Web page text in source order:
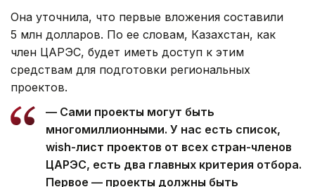
Она уточнила, что первые вложения составили
5 млн долларов. По ее словам, Казахстан, как
член ЦАРЭС, будет иметь доступ к этим
средствам для подготовки региональных
проектов.
— Сами проекты могут быть
многомиллионными. У нас есть список,
wish-лист проектов от всех стран-членов
ЦАРЭС, есть два главных критерия отбора.
Первое — проекты должны быть